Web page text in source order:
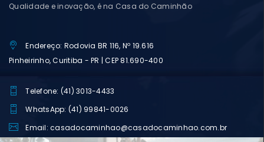
Qualidade e inovação, é na Casa do Caminhão
Endereço: Rodovia BR 116, Nº 19.616
Pinheirinho, Curitiba - PR | CEP 81.690-400
Telefone: (41) 3013-4433
WhatsApp: (41) 99841-0026
Email: casadocaminhao@casadocaminhao.com.br